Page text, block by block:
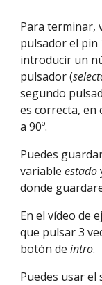
Para terminar,
pulsador el pin
introducir un
pulsador (
segundo
es correcta, en
a 90º.
Puedes
variable estado
donde
En el vídeo de
que pulsar 3
botón de intro.
Puedes usar